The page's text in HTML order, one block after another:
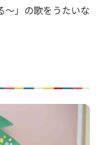
～」の歌をうたいな